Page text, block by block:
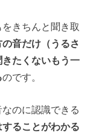
きちんと聞き取
の音だけ（うるさ
たくないもう一
のです。
のに認識できる
ることがわかる